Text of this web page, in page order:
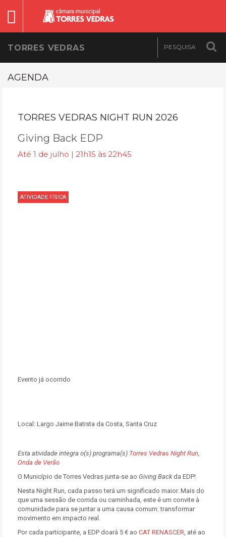
TORRES VEDRAS
AGENDA
TORRES VEDRAS NIGHT RUN 2026
Giving Back EDP
Até 1 de julho | 21h15 às 22h45
ATIVIDADE FÍSICA
Evento já ocorrido
Local: Largo Jaime Batista da Costa, Santa Cruz
Esta atividade integra o(s) programa(s) Torres Vedras Night Run,
Onda de Verão
O Município de Torres Vedras junta-se ao Giving Backda EDP!
Nesta Night Run, cada passo terá um significado maior. Mais do
que uma sessão de corrida ou caminhada, este é um convite à
comunidade para se juntar a uma causa comum: transformar
movimento em impacto real.
Por cada participante, a EDP doará 5 € ao CAT RENASCER, até ao